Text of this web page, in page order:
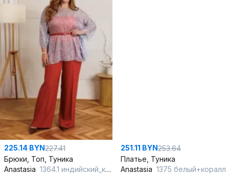
225.14 BYN227.41
Брюки, Топ, Туника
Anastasia 1364.1 индийский_красный
251.11 BYN253.64
Платье, Туника
Anastasia 1375 белый+коралл